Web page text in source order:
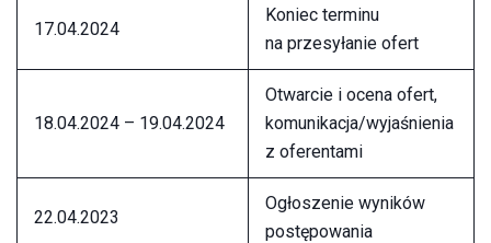
17.04.2024
Koniec terminu
na przesyłanie ofert
18.04.2024 – 19.04.2024
Otwarcie i ocena ofert,
komunikacja/wyjaśnienia
z oferentami
22.04.2023
Ogłoszenie wyników
postępowania